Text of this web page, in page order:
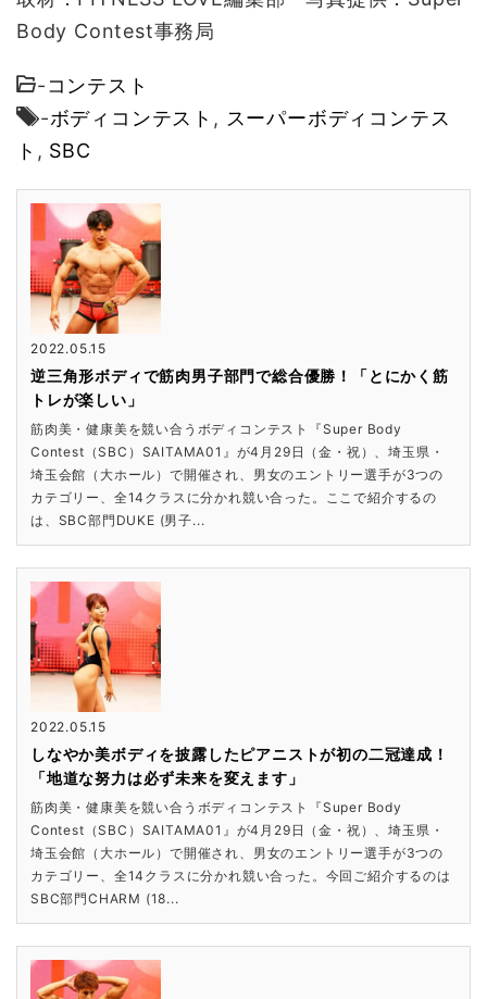
Body Contest事務局
-コンテスト
-ボディコンテスト , スーパーボディコンテス
ト , SBC
2022.05.15
逆三角形ボディで筋肉男子部門で総合優勝！「とにかく筋
トレが楽しい」
筋肉美・健康美を競い合うボディコンテスト『Super Body
Contest（SBC）SAITAMA01』が4月29日（金・祝）、埼玉県・
埼玉会館（大ホール）で開催され、男女のエントリー選手が3つの
カテゴリー、全14クラスに分かれ競い合った。ここで紹介するの
は、SBC部門DUKE (男子...
2022.05.15
しなやか美ボディを披露したピアニストが初の二冠達成！
「地道な努力は必ず未来を変えます」
筋肉美・健康美を競い合うボディコンテスト『Super Body
Contest（SBC）SAITAMA01』が4月29日（金・祝）、埼玉県・
埼玉会館（大ホール）で開催され、男女のエントリー選手が3つの
カテゴリー、全14クラスに分かれ競い合った。今回ご紹介するのは
SBC部門CHARM (18...